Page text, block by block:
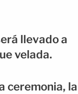
llevado a
velada.
ceremonia, la